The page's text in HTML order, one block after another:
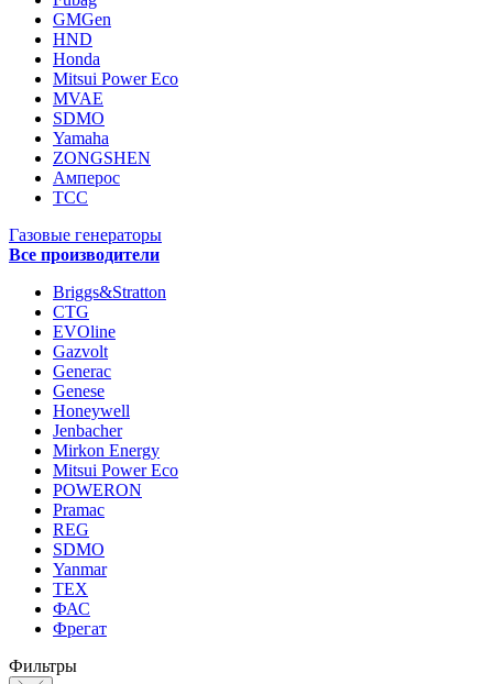
GMGen
HND
Honda
Mitsui Power Eco
MVAE
SDMO
Yamaha
ZONGSHEN
Амперос
ТСС
Газовые генераторы
Все производители
Briggs&Stratton
CTG
EVOline
Gazvolt
Generac
Genese
Honeywell
Jenbacher
Mirkon Energy
Mitsui Power Eco
POWERON
Pramac
REG
SDMO
Yanmar
ТЕХ
ФАС
Фрегат
Фильтры